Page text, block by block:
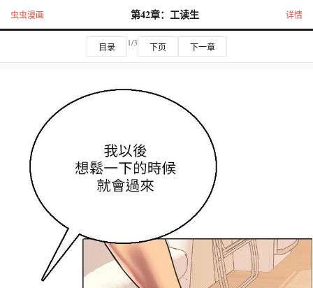
虫虫漫画 第42章：工读生 详情
目录 1/3 下页 下一章